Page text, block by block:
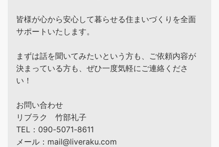
皆様が心から安心して暮らせる住まいづくりを全面
サポートいたします。
まずは話を聞いてみたいという方も、ご依頼内容が
決まっている方も、ぜひ一度気軽にご連絡くださ
い！
お問い合わせ
リブラク 竹部礼子
TEL：090-5071-8611
メール：mail@liveraku.com